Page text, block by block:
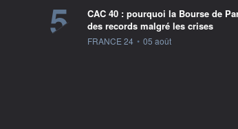
5
CAC 40 : pourquoi la Bourse de
des records malgré les crises
information fournie par
FRANCE 24 • 05 août